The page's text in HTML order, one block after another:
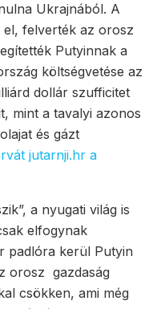
Ukrajnából. A
felverték az orosz
Putyinnak a
költségvetése az
dollár szufficitet
mint a tavalyi azonos
és gázt
jutarnji.hr a
a nyugati világ is
elfogynak
padlóra kerül Putyin
orosz gazdaság
csökken, ami még